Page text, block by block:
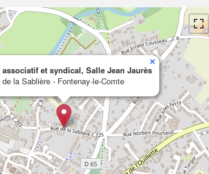
associatif et syndical, Salle Jean Jaurès
de la Sablière - Fontenay-le-Comte
×